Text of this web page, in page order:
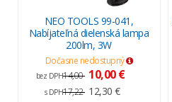
NEO TOOLS 99-041,
Nabíjateľná dielenská lampa
200lm, 3W
Dočasne nedostupný
bez DPH14,00 10,00 €
s DPH17,22 12,30 €